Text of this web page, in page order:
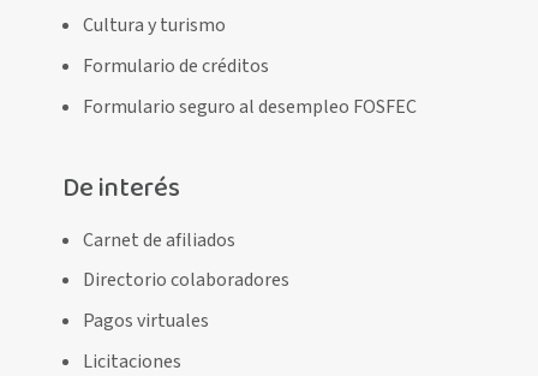
Cultura y turismo
Formulario de créditos
Formulario seguro al desempleo FOSFEC
De interés
Carnet de afiliados
Directorio colaboradores
Pagos virtuales
Licitaciones